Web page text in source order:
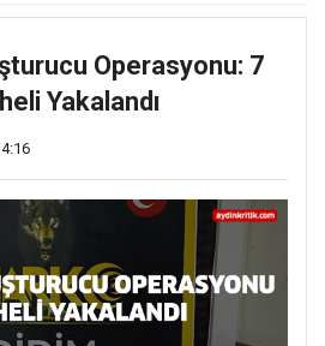
Operasyonu: 7
Yakalandı